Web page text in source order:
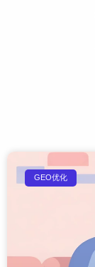
GEO优化